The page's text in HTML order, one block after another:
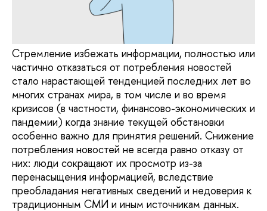
Стремление избежать информации, полностью или
частично отказаться от потребления новостей
стало нарастающей тенденцией последних лет во
многих странах мира, в том числе и во время
кризисов (в частности, финансово-экономических и
пандемии) когда знание текущей обстановки
особенно важно для принятия решений. Снижение
потребления новостей не всегда равно отказу от
них: люди сокращают их просмотр из-за
перенасыщения информацией, вследствие
преобладания негативных сведений и недоверия к
традиционным СМИ и иным источникам данных.